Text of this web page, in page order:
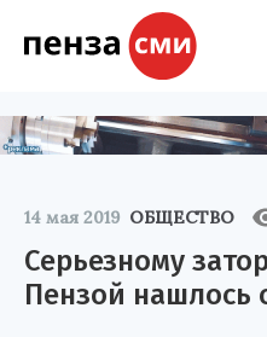
14 мая 2019 ОБЩЕСТВО
Серьезному
Пензой нашлось